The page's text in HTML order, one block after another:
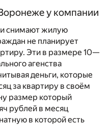
у компании
снимают жилую
не планирует
Эти в размере 10—
агенства
деньги, которые
за квартиру в своём
размер который
рублей в месяц
в которой есть